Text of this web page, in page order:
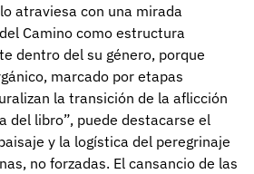
atraviesa con una mirada
Camino como estructura
dentro del su género, porque
marcado por etapas
la transición de la aflicción
del libro”, puede destacarse el
y la logística del peregrinaje
no forzadas. El cansancio de las